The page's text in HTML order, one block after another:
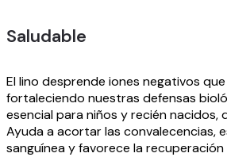
Saludable
El lino desprende iones negativos
fortaleciendo nuestras defensas
esencial para niños y recién nacidos,
Ayuda a acortar las convalecencias,
sanguínea y favorece la recuperación